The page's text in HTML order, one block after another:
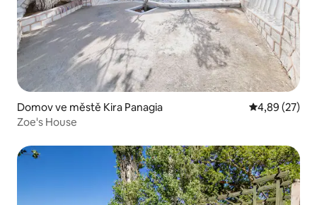
Domov ve městě Kira Panagia Průměrné
4,89 (27)
Zoe's House